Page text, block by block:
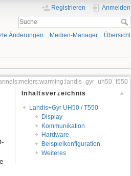
Registrieren Anmelden
Änderungen Medien-Manager Übersicht
Inhaltsverzeichnis
Landis+Gyr UH50 / T550
Display
Kommunikation
Hardware
Beispielkonfiguration
Weiteres